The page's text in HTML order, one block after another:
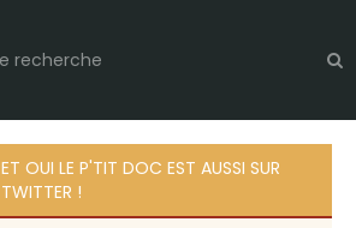
ET OUI LE P'TIT DOC EST AUSSI SUR
TWITTER !